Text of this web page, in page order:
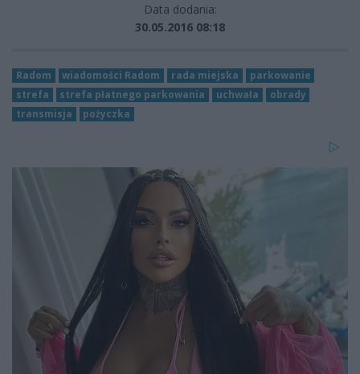
Data dodania:
30.05.2016 08:18
Radom wiadomości Radom rada miejska
parkowanie
strefa
strefa płatnego parkowania uchwała
obrady
transmisja
pożyczka